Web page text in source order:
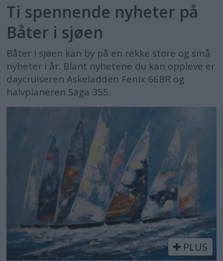
Ti spennende nyheter på
Båter i sjøen
Båter i sjøen kan by på en rekke store og små
nyheter i år. Blant nyhetene du kan oppleve er
daycruiseren Askeladden Fenix 66BR og
halvplaneren Saga 355.
PLUS